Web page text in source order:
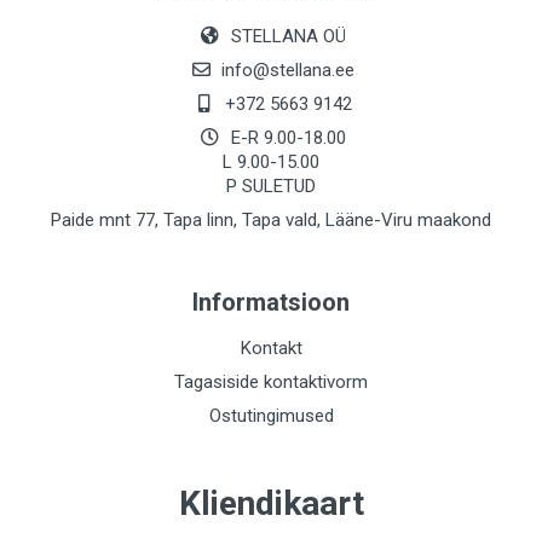
STELLANA OÜ
info@stellana.ee
+372 5663 9142
E-R 9.00-18.00
L 9.00-15.00
P SULETUD
Paide mnt 77, Tapa linn, Tapa vald, Lääne-Viru maakond
Informatsioon
Kontakt
Tagasiside kontaktivorm
Ostutingimused
Kliendikaart